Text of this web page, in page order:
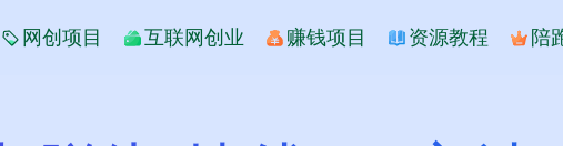
网创项目 互联网创业 赚钱项目 资源教程 陪